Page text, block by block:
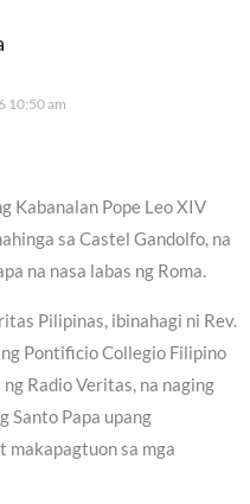
10:50 am
Kabanalan Pope Leo XIV
sa Castel Gandolfo, na
na nasa labas ng Roma.
Pilipinas, ibinahagi ni Rev.
Pontificio Collegio Filipino
Radio Veritas, na naging
Santo Papa upang
makapagtuon sa mga